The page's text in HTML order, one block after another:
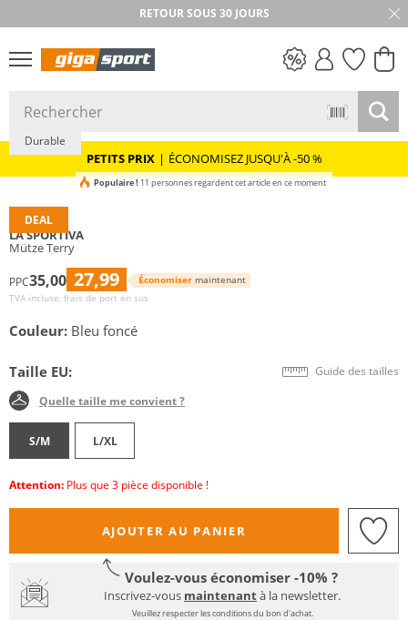
RETOUR SOUS 30 JOURS
PETITS PRIX
PETITS PRIX | ÉCONOMISEZ JUSQU'À -50 %
DEAL
Durable
Populaire ! 11 personnes regardent cet article en ce moment
LA SPORTIVA
Mütze Terry
PPC35,00 27,99 Économiser maintenant
TVA incluse, frais de port en sus
Couleur: Bleu foncé
Taille EU: Guide des tailles
Quelle taille me convient ?
S/M L/XL
Attention: Plus que 3 pièce disponible !
AJOUTER AU PANIER
Voulez-vous économiser -10% ?
Inscrivez-vous maintenantà la newsletter.
Veuillez respecter les conditions du bon d'achat.